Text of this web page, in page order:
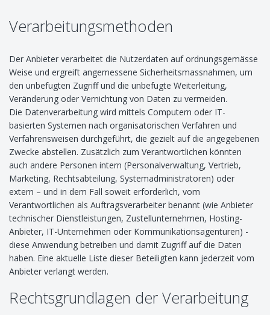
Verarbeitungsmethoden
Der Anbieter verarbeitet die Nutzerdaten auf ordnungsgemässe
Weise und ergreift angemessene Sicherheitsmassnahmen, um
den unbefugten Zugriff und die unbefugte Weiterleitung,
Veränderung oder Vernichtung von Daten zu vermeiden.
Die Datenverarbeitung wird mittels Computern oder IT-
basierten Systemen nach organisatorischen Verfahren und
Verfahrensweisen durchgeführt, die gezielt auf die angegebenen
Zwecke abstellen. Zusätzlich zum Verantwortlichen könnten
auch andere Personen intern (Personalverwaltung, Vertrieb,
Marketing, Rechtsabteilung, Systemadministratoren) oder
extern – und in dem Fall soweit erforderlich, vom
Verantwortlichen als Auftragsverarbeiter benannt (wie Anbieter
technischer Dienstleistungen, Zustellunternehmen, Hosting-
Anbieter, IT-Unternehmen oder Kommunikationsagenturen) -
diese Anwendung betreiben und damit Zugriff auf die Daten
haben. Eine aktuelle Liste dieser Beteiligten kann jederzeit vom
Anbieter verlangt werden.
Rechtsgrundlagen der Verarbeitung